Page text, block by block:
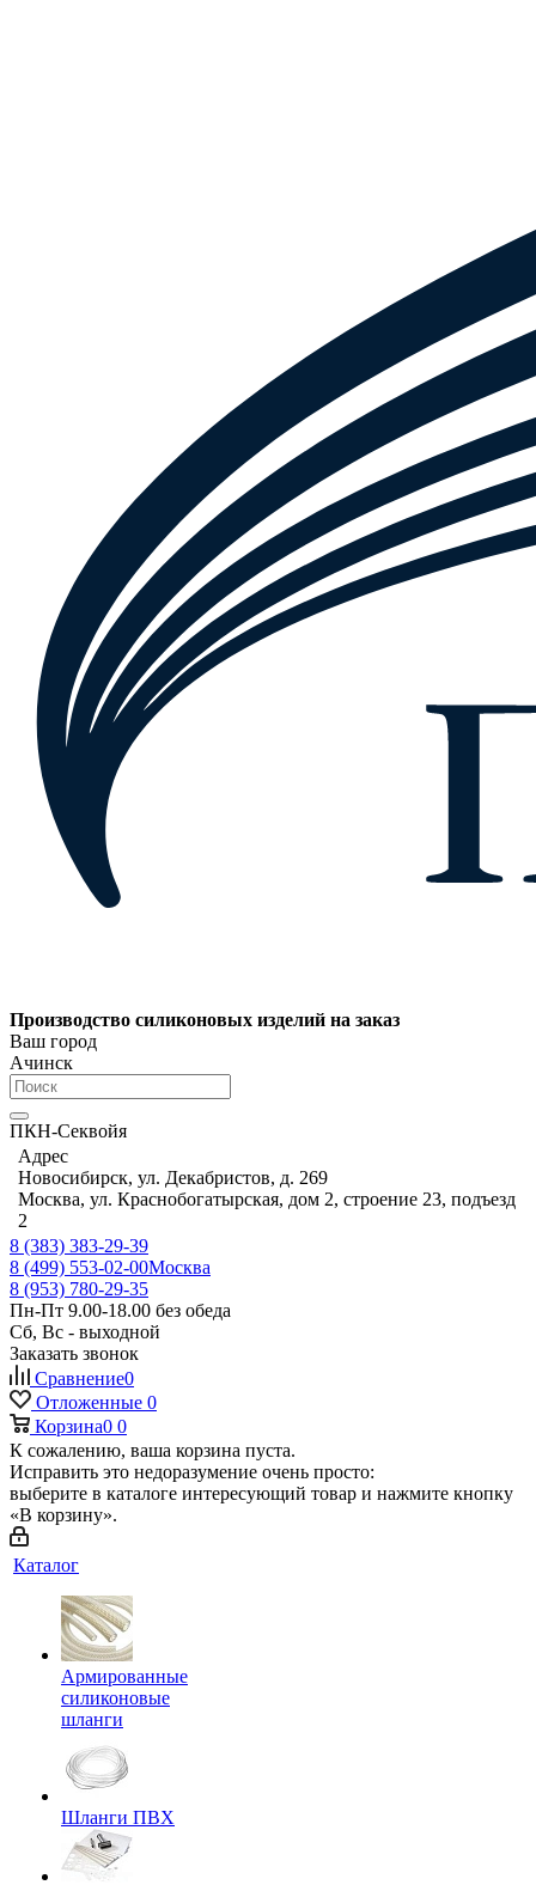
Производство силиконовых изделий на заказ
Ваш город
Ачинск
ПКН-Секвойя
Адрес
Новосибирск, ул. Декабристов, д. 269
Москва, ул. Краснобогатырская, дом 2, строение 23, подъезд
2
8 (383) 383-29-39
8 (499) 553-02-00Москва
8 (953) 780-29-35
Пн-Пт 9.00-18.00 без обеда
Сб, Вс - выходной
Заказать звонок
Сравнение0
Отложенные 0
Корзина0 0
К сожалению, ваша корзина пуста.
Исправить это недоразумение очень просто:
выберите в каталоге интересующий товар и нажмите кнопку
«В корзину».
Каталог
Армированные
силиконовые
шланги
Шланги ПВХ